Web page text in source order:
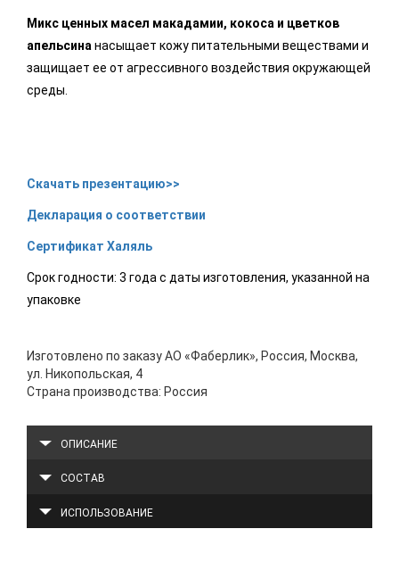
Микс ценных масел макадамии, кокоса и цветков
апельсина насыщает кожу питательными веществами и
защищает ее от агрессивного воздействия окружающей
среды.
Скачать презентацию>>
Декларация о соответствии
Сертификат Халяль
Срок годности: 3 года с даты изготовления, указанной на
упаковке
Изготовлено по заказу АО «Фаберлик», Россия, Москва,
ул. Никопольская, 4
Страна производства: Россия
ОПИСАНИЕ
СОСТАВ
ИСПОЛЬЗОВАНИЕ